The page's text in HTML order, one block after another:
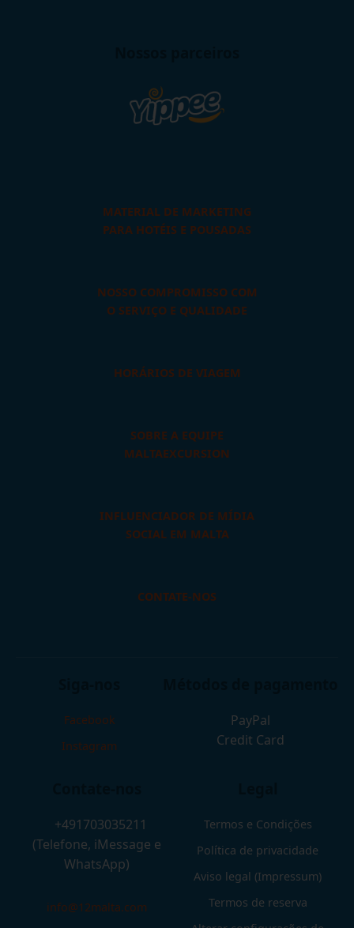
MATERIAL DE MARKETING
PARA HOTÉIS E POUSADAS
NOSSO COMPROMISSO COM
O SERVIÇO E QUALIDADE
HORÁRIOS DE VIAGEM
SOBRE A EQUIPE
MALTAEXCURSION
INFLUENCIADOR DE MÍDIA
SOCIAL EM MALTA
CONTATE-NOS
Facebook
Instagram
PayPal
Credit Card
+491703035211
(Telefone, iMessage e
WhatsApp)
info@12malta.com
Termos e Condições
Política de privacidade
Aviso legal (Impressum)
Termos de reserva